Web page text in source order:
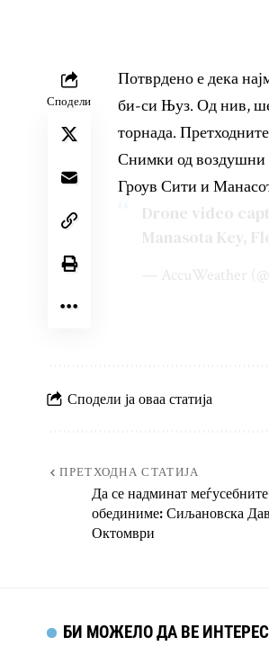
Сподели
Потврдено е дека
би-си Њуз. Од нив,
торнада.
Снимки од воздушни
Гроув Сити и
Drone video
Manasota Key,
— AccuWeather
Сподели ја оваа статија
ПРЕТХОДНА СТАТИЈА
Да се надминат
обединиме: Сиљановска
Октомври
БИ МОЖЕЛО ДА ВЕ